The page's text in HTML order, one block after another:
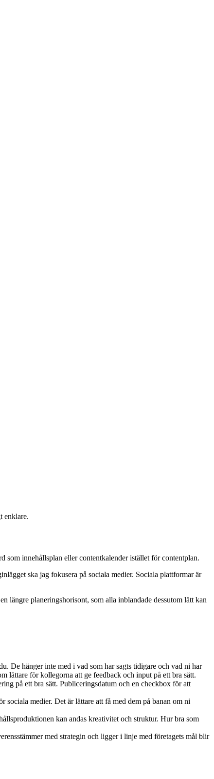
enklare.
som innehållsplan eller contentkalender istället för contentplan.
ska jag fokusera på sociala medier. Sociala plattformar är
längre planeringshorisont, som alla inblandade dessutom lätt kan
De hänger inte med i vad som har sagts tidigare och vad ni har
lättare för kollegorna att ge feedback och input på ett bra sätt.
på ett bra sätt. Publiceringsdatum och en checkbox för att
medier. Det är lättare att få med dem på banan om ni
kan andas kreativitet och struktur. Hur bra som
med strategin och ligger i linje med företagets mål blir